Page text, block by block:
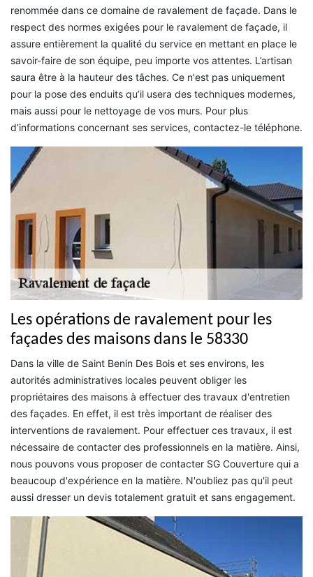
renommée dans ce domaine de ravalement de façade. Dans le
respect des normes exigées pour le ravalement de façade, il
assure entièrement la qualité du service en mettant en place le
savoir-faire de son équipe, peu importe vos attentes. L’artisan
saura être à la hauteur des tâches. Ce n'est pas uniquement
pour la pose des enduits qu’il usera des techniques modernes,
mais aussi pour le nettoyage de vos murs. Pour plus
d’informations concernant ses services, contactez-le téléphone.
Les opérations de ravalement pour les
façades des maisons dans le 58330
Dans la ville de Saint Benin Des Bois et ses environs, les
autorités administratives locales peuvent obliger les
propriétaires des maisons à effectuer des travaux d'entretien
des façades. En effet, il est très important de réaliser des
interventions de ravalement. Pour effectuer ces travaux, il est
nécessaire de contacter des professionnels en la matière. Ainsi,
nous pouvons vous proposer de contacter SG Couverture qui a
beaucoup d'expérience en la matière. N'oubliez pas qu'il peut
aussi dresser un devis totalement gratuit et sans engagement.